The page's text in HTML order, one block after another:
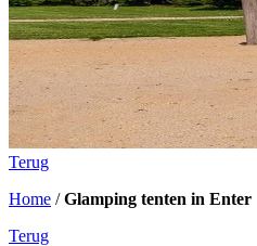
Terug
Home /Glamping tenten in Enter
Terug